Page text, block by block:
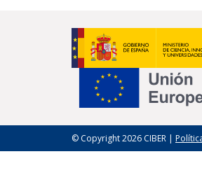
© Copyright 2026 CIBER |